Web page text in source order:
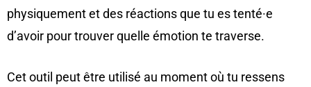
physiquement et des réactions que tu es tenté·e
d’avoir pour trouver quelle émotion te traverse.
Cet outil peut être utilisé au moment où tu ressens